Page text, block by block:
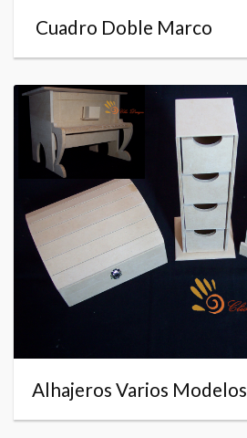
Cuadro Doble Marco
Alhajeros Varios Modelos